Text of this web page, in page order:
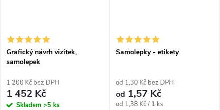
Grafický návrh vizitek,
samolepek
1 200 Kč bez DPH
1 452 Kč
Skladem >5 ks
Samolepky - etikety
od 1,30 Kč bez DPH
od 1,57 Kč
Měrná
od 1,38 Kč / 1 ks